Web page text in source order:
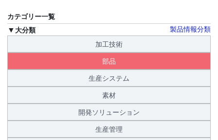
カテゴリー一覧
製品情報分類
大分類
加工技術
部品
生産システム
素材
開発ソリューション
生産管理